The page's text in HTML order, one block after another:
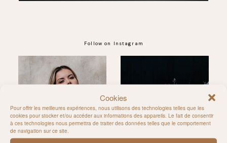
Cookies
Pour offrir les meilleures expériences, nous utilisons des technologies telles que les
cookies pour stocker et/ou accéder aux informations des appareils. Le fait de consentir
à ces technologies nous permettra de traiter des données telles que le comportement
de navigation sur ce site.
Follow on Instagram
@MILIE_DEL